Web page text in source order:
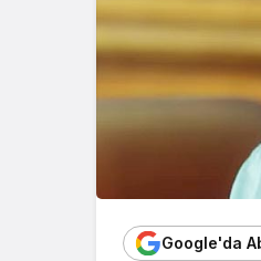
Google'da